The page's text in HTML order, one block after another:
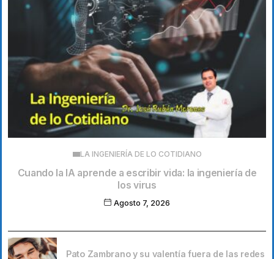
LA INGENIERÍA DE LO COTIDIANO
Cuando la IA aprende a escribir vida: la ingeniería de
los virus
Agosto 7, 2026
Pato Zambrano y su valentía fuera de las redes